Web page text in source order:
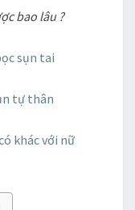
bao lâu ?
sụn tai
tự thân
khác với nữ